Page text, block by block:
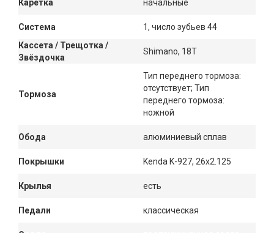
Каретка начальные
Система
1, число зубьев 44
Кассета / Трещотка /
Звёздочка
Shimano, 18T
Тормоза
Тип переднего тормоза:
отсутствует; Тип
переднего тормоза:
ножной
Обода алюминиевый сплав
Покрышки Kenda K-927, 26x2.125
Крылья есть
Педали классическая